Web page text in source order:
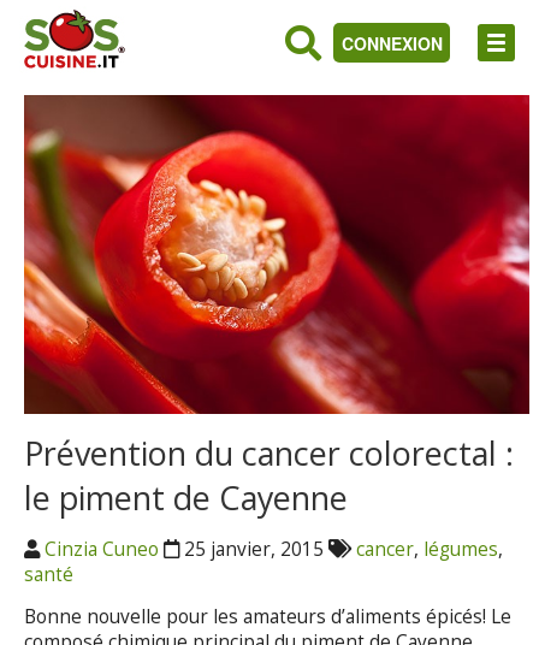
CONNEXION
Prévention du cancer colorectal :
le piment de Cayenne
Cinzia Cuneo 25 janvier, 2015 cancer, légumes,
santé
Bonne nouvelle pour les amateurs d’aliments épicés! Le